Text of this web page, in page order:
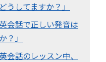
うしてますか？」
会話で正しい発音は
？」
会話のレッスン中、